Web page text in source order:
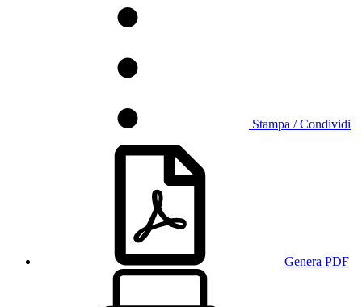
Stampa / Condividi
Genera PDF